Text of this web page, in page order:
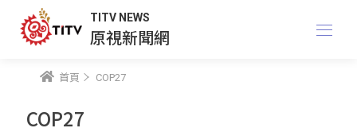
TITV NEWS
原視新聞網
首頁 COP27
COP27